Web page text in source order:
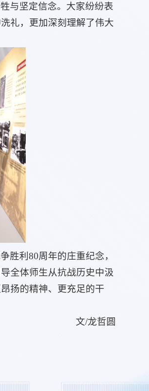
与坚定信念。大家纷纷表
礼，更加深刻理解了伟大
胜利80周年的庄重纪念，
全体师生从抗战历史中汲
扬的精神、更充足的干
文/龙哲圆